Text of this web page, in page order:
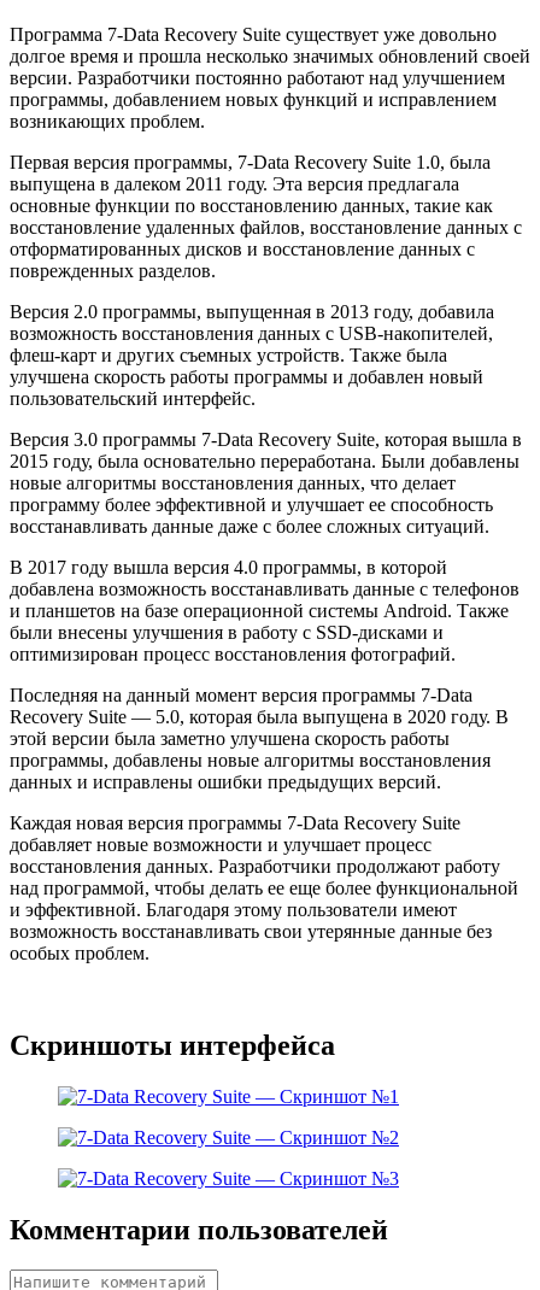
Программа 7-Data Recovery Suite существует уже довольно
долгое время и прошла несколько значимых обновлений своей
версии. Разработчики постоянно работают над улучшением
программы, добавлением новых функций и исправлением
возникающих проблем.
Первая версия программы, 7-Data Recovery Suite 1.0, была
выпущена в далеком 2011 году. Эта версия предлагала
основные функции по восстановлению данных, такие как
восстановление удаленных файлов, восстановление данных с
отформатированных дисков и восстановление данных с
поврежденных разделов.
Версия 2.0 программы, выпущенная в 2013 году, добавила
возможность восстановления данных с USB-накопителей,
флеш-карт и других съемных устройств. Также была
улучшена скорость работы программы и добавлен новый
пользовательский интерфейс.
Версия 3.0 программы 7-Data Recovery Suite, которая вышла в
2015 году, была основательно переработана. Были добавлены
новые алгоритмы восстановления данных, что делает
программу более эффективной и улучшает ее способность
восстанавливать данные даже с более сложных ситуаций.
В 2017 году вышла версия 4.0 программы, в которой
добавлена возможность восстанавливать данные с телефонов
и планшетов на базе операционной системы Android. Также
были внесены улучшения в работу с SSD-дисками и
оптимизирован процесс восстановления фотографий.
Последняя на данный момент версия программы 7-Data
Recovery Suite — 5.0, которая была выпущена в 2020 году. В
этой версии была заметно улучшена скорость работы
программы, добавлены новые алгоритмы восстановления
данных и исправлены ошибки предыдущих версий.
Каждая новая версия программы 7-Data Recovery Suite
добавляет новые возможности и улучшает процесс
восстановления данных. Разработчики продолжают работу
над программой, чтобы делать ее еще более функциональной
и эффективной. Благодаря этому пользователи имеют
возможность восстанавливать свои утерянные данные без
особых проблем.
Скриншоты интерфейса
Комментарии пользователей